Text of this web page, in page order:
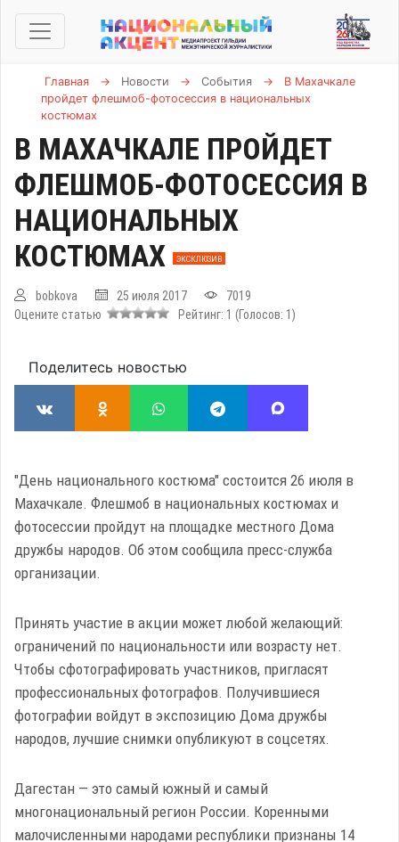
Главная → Новости → События →
В Махачкале
пройдет флешмоб-фотосессия в национальных
костюмах
В МАХАЧКАЛЕ ПРОЙДЕТ
ФЛЕШМОБ-ФОТОСЕССИЯ В
НАЦИОНАЛЬНЫХ
КОСТЮМАХ
ЭКСКЛЮЗИВ
bobkova 25 июля 2017
7019
Оцените статью
Рейтинг: 1 (Голосов: 1 )
Поделитесь новостью
"День национального костюма" состоится 26 июля в
Махачкале. Флешмоб в национальных костюмах и
фотосессии пройдут на площадке местного Дома
дружбы народов. Об этом сообщила пресс-служба
организации.
Принять участие в акции может любой желающий:
ограничений по национальности или возрасту нет.
Чтобы сфотографировать участников, пригласят
профессиональных фотографов. Получившиеся
фотографии войдут в экспозицию Дома дружбы
народов, лучшие снимки опубликуют в соцсетях.
Дагестан — это самый южный и самый
многонациональный регион России. Коренными
малочисленными народами республики признаны 14